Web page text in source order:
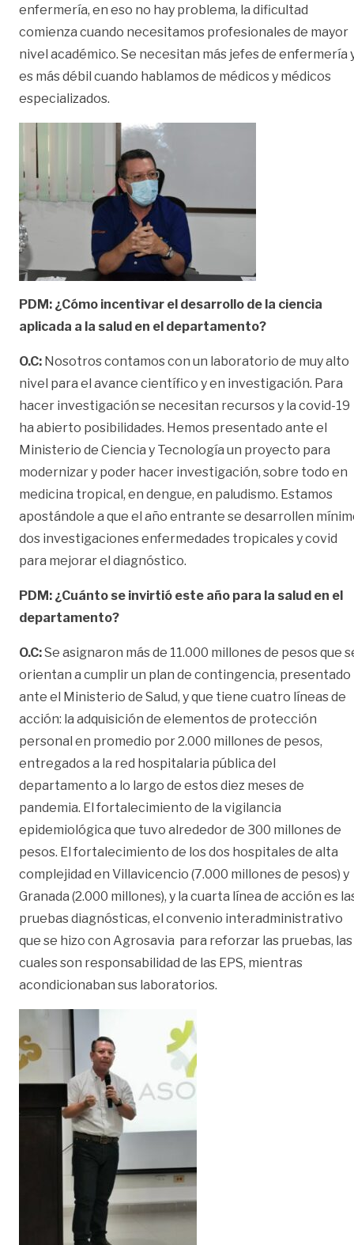
enfermería, en eso no hay problema, la dificultad
comienza cuando necesitamos profesionales de mayor
nivel académico. Se necesitan más jefes de enfermería
es más débil cuando hablamos de médicos y médicos
especializados.
PDM: ¿Cómo incentivar el desarrollo de la ciencia
aplicada a la salud en el departamento?
O.C: Nosotros contamos con un laboratorio de muy alto
nivel para el avance científico y en investigación. Para
hacer investigación se necesitan recursos y la covid-19
ha abierto posibilidades. Hemos presentado ante el
Ministerio de Ciencia y Tecnología un proyecto para
modernizar y poder hacer investigación, sobre todo en
medicina tropical, en dengue, en paludismo. Estamos
apostándole a que el año entrante se desarrollen
dos investigaciones enfermedades tropicales y covid
para mejorar el diagnóstico.
PDM: ¿Cuánto se invirtió este año para la salud en el
departamento?
O.C:Se asignaron más de 11.000 millones de pesos que
orientan a cumplir un plan de contingencia, presentado
ante el Ministerio de Salud, y que tiene cuatro líneas de
acción: la adquisición de elementos de protección
personal en promedio por 2.000 millones de pesos,
entregados a la red hospitalaria pública del
departamento a lo largo de estos diez meses de
pandemia. El fortalecimiento de la vigilancia
epidemiológica que tuvo alrededor de 300 millones de
pesos. El fortalecimiento de los dos hospitales de alta
complejidad en Villavicencio (7.000 millones de pesos) y
Granada (2.000 millones), y la cuarta línea de acción es
pruebas diagnósticas, el convenio interadministrativo
que se hizo con Agrosavia para reforzar las pruebas, las
cuales son responsabilidad de las EPS, mientras
acondicionaban sus laboratorios.